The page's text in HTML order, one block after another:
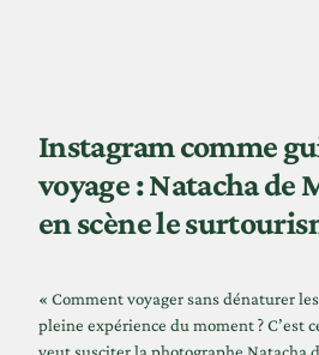
Instagram comme
voyage : Natacha de
en scène le
« Comment voyager sans dénaturer
pleine expérience du moment ? C’est